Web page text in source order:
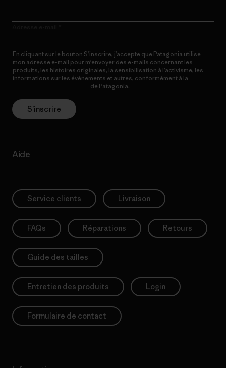
En cliquant sur le bouton S’inscrire, j’accepte que Patagonia utilise
mon adresse e-mail pour m’envoyer des e-mails concernant les
produits, les histoires originales, la sensibilisation à l’activisme, les
informations sur les événements et autres, conformément à la
de Patagonia.
S’inscrire
Aide
Service clients Livraison
FAQs Réparations Retours
Guide des tailles
Entretien des produits Login
Formulaire de contact